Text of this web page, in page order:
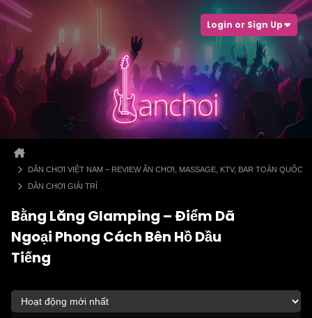
Login or Sign Up
DÂN CHƠI VIỆT NAM – REVIEW ĂN CHƠI, MASSAGE, KTV, BAR TOÀN QUỐC
DÂN CHƠI GIẢI TRÍ
Bằng Lăng Glamping – Điểm Dã
Ngoại Phong Cách Bên Hồ Dầu
Tiếng